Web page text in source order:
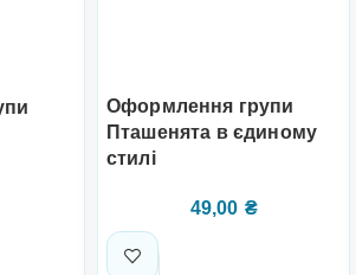
Оформлення групи
Пташенята в єдиному
стилі
49,00 ₴